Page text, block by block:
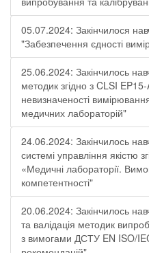
05.07.2024: Закінчилося
"Забезпечення єдності
25.06.2024: Закінчилось
методик згідно з CLSI
невизначеності
медичних лабораторій"
24.06.2024: Закінчилось
системі управління якістю
«Медичні лабораторії.
компетентності"
20.06.2024: Закінчилось
та валідація методик
з вимогами ДСТУ EN ISO/